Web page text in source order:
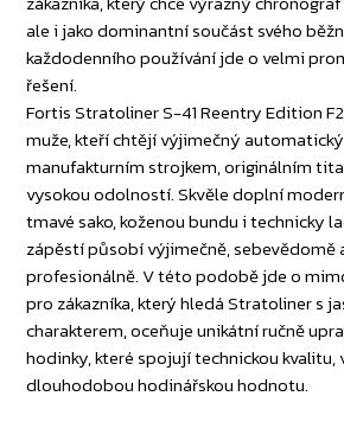
ale i jako dominantní součást svého
každodenního používání jde o velmi
řešení.
Fortis Stratoliner S-41 Reentry Edition
muže, kteří chtějí výjimečný
manufakturním strojkem, originálním
vysokou odolností. Skvěle doplní
tmavé sako, koženou bundu i technicky
zápěstí působí výjimečně, sebevědomě
profesionálně. V této podobě jde o
pro zákazníka, který hledá Stratoliner s
charakterem, oceňuje unikátní ručně
hodinky, které spojují technickou kvalitu,
dlouhodobou hodinářskou hodnotu.